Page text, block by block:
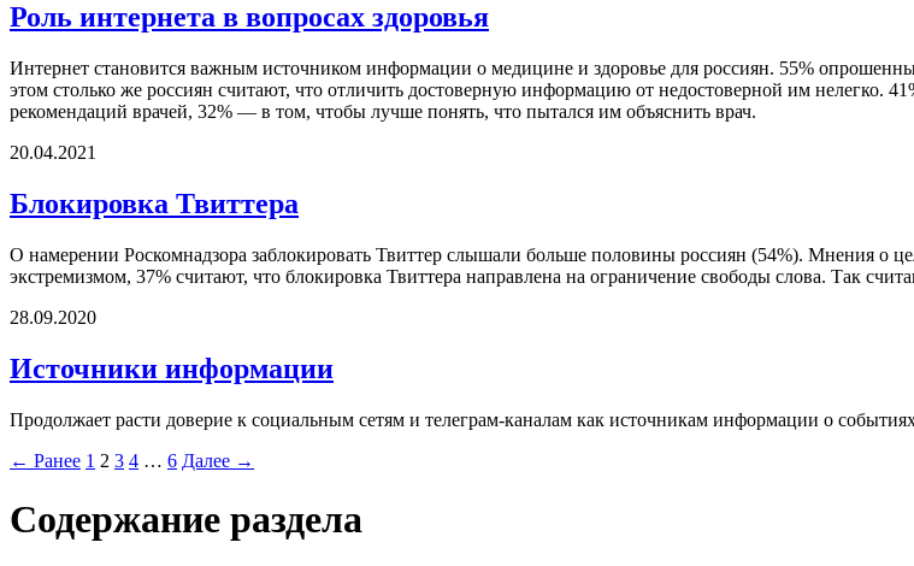
Роль интернета в вопросах здоровья
Интернет становится важным источником информации о медицине и здоровье для россиян. 55%
этом столько же россиян считают, что отличить достоверную информацию от недостоверной им нелегко.
рекомендаций врачей, 32% — в том, чтобы лучше понять, что пытался им объяснить врач.
20.04.2021
Блокировка Твиттера
О намерении Роскомнадзора заблокировать Твиттер слышали больше половины россиян (54%). Мнения о
экстремизмом, 37% считают, что блокировка Твиттера направлена на ограничение свободы слова. Так
28.09.2020
Источники информации
Продолжает расти доверие к социальным сетям и телеграм-каналам как источникам информации о
← Ранее 1 2 3 4 … 6 Далее →
Содержание раздела